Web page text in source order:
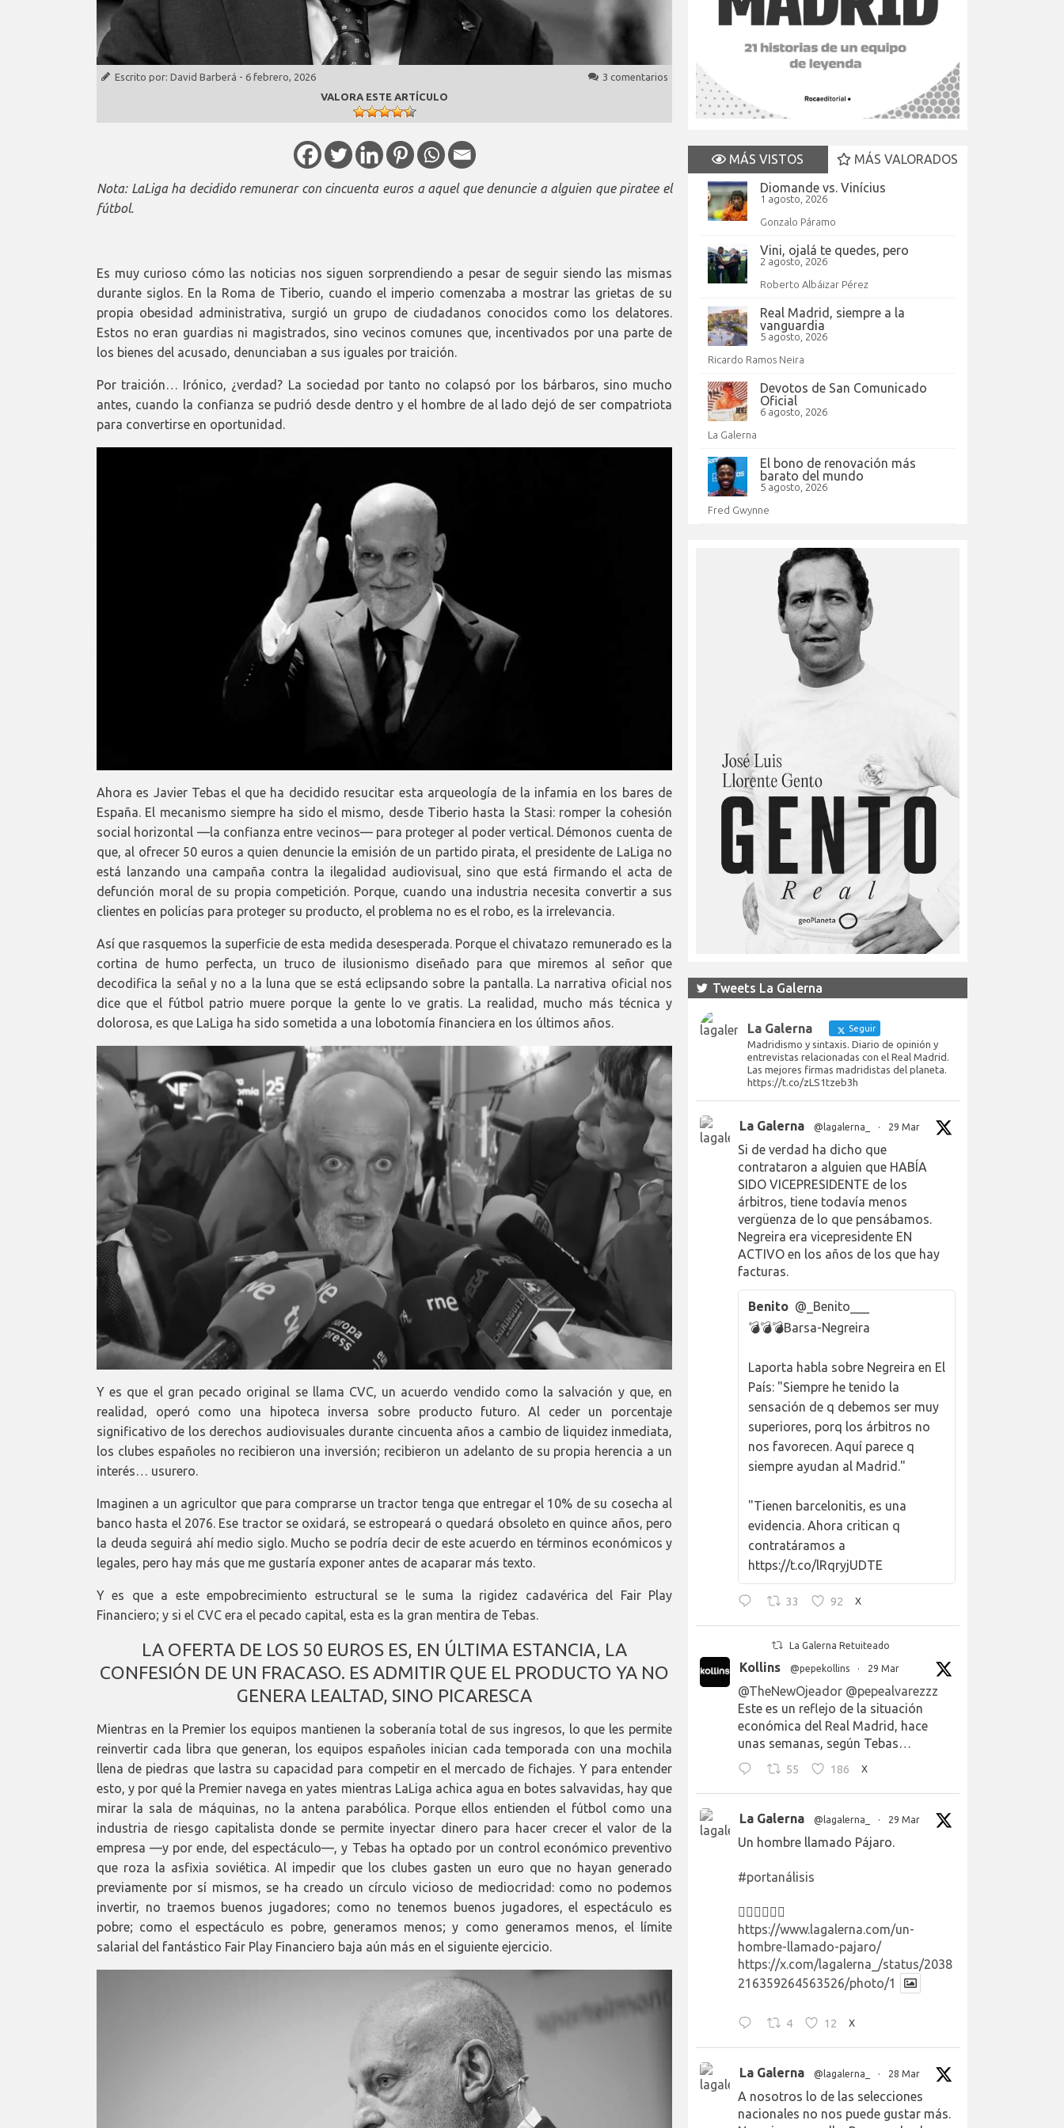
Escrito por: David Barberá - 6 febrero, 2026
3 comentarios
VALORA ESTE ARTÍCULO
Nota: LaLiga ha decidido remunerar con cincuenta euros a aquel que denuncie a alguien que piratee el
fútbol.
Es muy curioso cómo las noticias nos siguen sorprendiendo a pesar de seguir siendo las mismas
durante siglos. En la Roma de Tiberio, cuando el imperio comenzaba a mostrar las grietas de su
propia obesidad administrativa, surgió un grupo de ciudadanos conocidos como los delatores.
Estos no eran guardias ni magistrados, sino vecinos comunes que, incentivados por una parte de
los bienes del acusado, denunciaban a sus iguales por traición.
Por traición… Irónico, ¿verdad? La sociedad por tanto no colapsó por los bárbaros, sino mucho
antes, cuando la confianza se pudrió desde dentro y el hombre de al lado dejó de ser compatriota
para convertirse en oportunidad.
Ahora es Javier Tebas el que ha decidido resucitar esta arqueología de la infamia en los bares de
España. El mecanismo siempre ha sido el mismo, desde Tiberio hasta la Stasi: romper la cohesión
social horizontal —la confianza entre vecinos— para proteger al poder vertical. Démonos cuenta de
que, al ofrecer 50 euros a quien denuncie la emisión de un partido pirata, el presidente de LaLiga no
está lanzando una campaña contra la ilegalidad audiovisual, sino que está firmando el acta de
defunción moral de su propia competición. Porque, cuando una industria necesita convertir a sus
clientes en policías para proteger su producto, el problema no es el robo, es la irrelevancia.
Así que rasquemos la superficie de esta medida desesperada. Porque el chivatazo remunerado es la
cortina de humo perfecta, un truco de ilusionismo diseñado para que miremos al señor que
decodifica la señal y no a la luna que se está eclipsando sobre la pantalla. La narrativa oficial nos
dice que el fútbol patrio muere porque la gente lo ve gratis. La realidad, mucho más técnica y
dolorosa, es que LaLiga ha sido sometida a una lobotomía financiera en los últimos años.
Y es que el gran pecado original se llama CVC, un acuerdo vendido como la salvación y que, en
realidad, operó como una hipoteca inversa sobre producto futuro. Al ceder un porcentaje
significativo de los derechos audiovisuales durante cincuenta años a cambio de liquidez inmediata,
los clubes españoles no recibieron una inversión; recibieron un adelanto de su propia herencia a un
interés… usurero.
Imaginen a un agricultor que para comprarse un tractor tenga que entregar el 10% de su cosecha al
banco hasta el 2076. Ese tractor se oxidará, se estropeará o quedará obsoleto en quince años, pero
la deuda seguirá ahí medio siglo. Mucho se podría decir de este acuerdo en términos económicos y
legales, pero hay más que me gustaría exponer antes de acaparar más texto.
Y es que a este empobrecimiento estructural se le suma la rigidez cadavérica del Fair Play
Financiero; y si el CVC era el pecado capital, esta es la gran mentira de Tebas.
LA OFERTA DE LOS 50 EUROS ES, EN ÚLTIMA ESTANCIA, LA
CONFESIÓN DE UN FRACASO. ES ADMITIR QUE EL PRODUCTO YA NO
GENERA LEALTAD, SINO PICARESCA
Mientras en la Premier los equipos mantienen la soberanía total de sus ingresos, lo que les permite
reinvertir cada libra que generan, los equipos españoles inician cada temporada con una mochila
llena de piedras que lastra su capacidad para competir en el mercado de fichajes. Y para entender
esto, y por qué la Premier navega en yates mientras LaLiga achica agua en botes salvavidas, hay que
mirar la sala de máquinas, no la antena parabólica. Porque ellos entienden el fútbol como una
industria de riesgo capitalista donde se permite inyectar dinero para hacer crecer el valor de la
empresa —y por ende, del espectáculo—, y Tebas ha optado por un control económico preventivo
que roza la asfixia soviética. Al impedir que los clubes gasten un euro que no hayan generado
previamente por sí mismos, se ha creado un círculo vicioso de mediocridad: como no podemos
invertir, no traemos buenos jugadores; como no tenemos buenos jugadores, el espectáculo es
pobre; como el espectáculo es pobre, generamos menos; y como generamos menos, el límite
salarial del fantástico Fair Play Financiero baja aún más en el siguiente ejercicio.
MÁS VISTOS
MÁS VALORADOS
Diomande vs. Vinícius
1 agosto, 2026
Gonzalo Páramo
Vini, ojalá te quedes, pero
2 agosto, 2026
Roberto Albáizar Pérez
Real Madrid, siempre a la
vanguardia
5 agosto, 2026
Ricardo Ramos Neira
Devotos de San Comunicado
Oficial
6 agosto, 2026
La Galerna
El bono de renovación más
barato del mundo
5 agosto, 2026
Fred Gwynne
Tweets La Galerna
La Galerna Seguir
Madridismo y sintaxis. Diario de opinión y
entrevistas relacionadas con el Real Madrid.
Las mejores firmas madridistas del planeta.
https://t.co/zLS1tzeb3h
La Galerna @lagalerna_ · 29 Mar
Si de verdad ha dicho que
contrataron a alguien que HABÍA
SIDO VICEPRESIDENTE de los
árbitros, tiene todavía menos
vergüenza de lo que pensábamos.
Negreira era vicepresidente EN
ACTIVO en los años de los que hay
facturas.
Benito @_Benito___
💣💣💣Barsa-Negreira
Laporta habla sobre Negreira en El
País: "Siempre he tenido la
sensación de q debemos ser muy
superiores, porq los árbitros no
nos favorecen. Aquí parece q
siempre ayudan al Madrid."
"Tienen barcelonitis, es una
evidencia. Ahora critican q
contratáramos a
https://t.co/lRqryjUDTE
33 92 X
La Galerna Retuiteado
Kollins @pepekollins · 29 Mar
@TheNewOjeador @pepealvarezzz
Este es un reflejo de la situación
económica del Real Madrid, hace
unas semanas, según Tebas…
55 186 X
La Galerna @lagalerna_ · 29 Mar
Un hombre llamado Pájaro.
#portanálisis
👉🏻👉🏻👉🏻
https://www.lagalerna.com/un-
hombre-llamado-pajaro/
https://x.com/lagalerna_/status/2038
216359264563526/photo/1
4 12 X
La Galerna @lagalerna_ · 28 Mar
A nosotros lo de las selecciones
nacionales no nos puede gustar más.